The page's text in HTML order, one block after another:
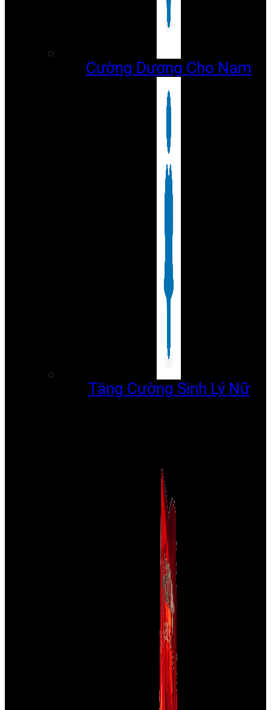
Cường Dương Cho Nam
Tăng Cường Sinh Lý Nữ